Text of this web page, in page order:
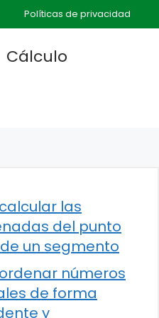
Políticas de privacidad
Cálculo
las
del punto
un segmento
números
de forma
y